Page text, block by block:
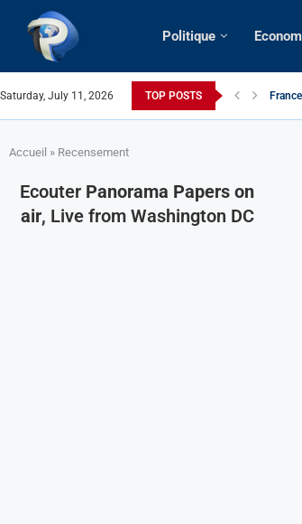
Politique
Saturday, July 11, 2026 TOP POSTS
Accueil » Recensement
Ecouter Panorama Papers on
air, Live from Washington DC